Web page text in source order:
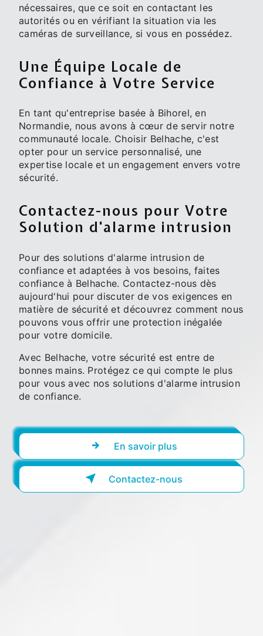
nécessaires, que ce soit en contactant les
autorités ou en vérifiant la situation via les
caméras de surveillance, si vous en possédez.
Une Équipe Locale de
Confiance à Votre Service
En tant qu'entreprise basée à Bihorel, en
Normandie, nous avons à cœur de servir notre
communauté locale. Choisir Belhache, c'est
opter pour un service personnalisé, une
expertise locale et un engagement envers votre
sécurité.
Contactez-nous pour Votre
Solution d'alarme intrusion
Pour des solutions d'alarme intrusion de
confiance et adaptées à vos besoins, faites
confiance à Belhache. Contactez-nous dès
aujourd'hui pour discuter de vos exigences en
matière de sécurité et découvrez comment nous
pouvons vous offrir une protection inégalée
pour votre domicile.
Avec Belhache, votre sécurité est entre de
bonnes mains. Protégez ce qui compte le plus
pour vous avec nos solutions d'alarme intrusion
de confiance.
En savoir plus
Contactez-nous